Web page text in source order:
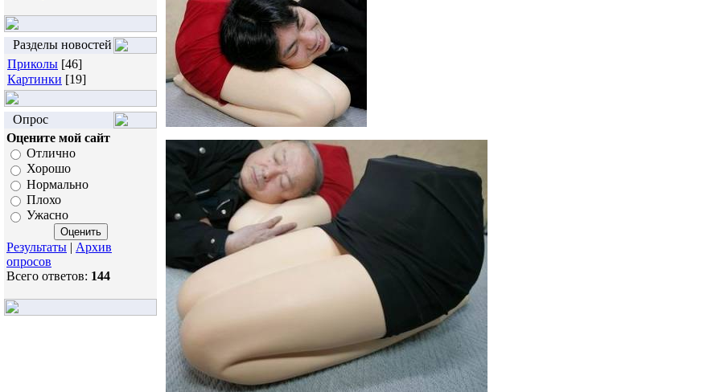
Разделы новостей
Приколы [46]
Картинки [19]
Опрос
Оцените мой сайт
Отлично
Хорошо
Нормально
Плохо
Ужасно
Результаты | Архив
опросов
Всего ответов: 144